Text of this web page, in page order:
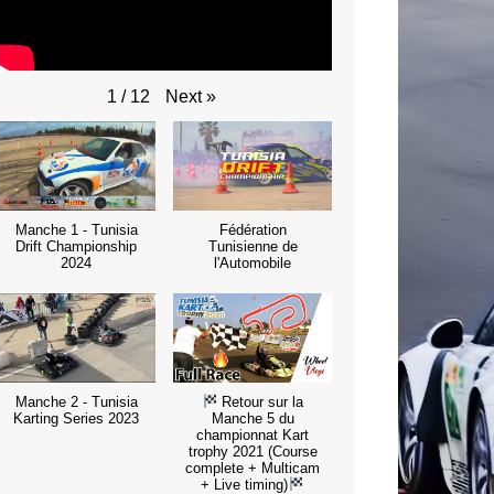
1 / 12 Next »
Manche 1 - Tunisia
Drift Championship
2024
Fédération
Tunisienne de
l'Automobile
Manche 2 - Tunisia
Karting Series 2023
Retour sur la
Manche 5 du
championnat Kart
trophy 2021 (Course
complete + Multicam
+ Live timing)